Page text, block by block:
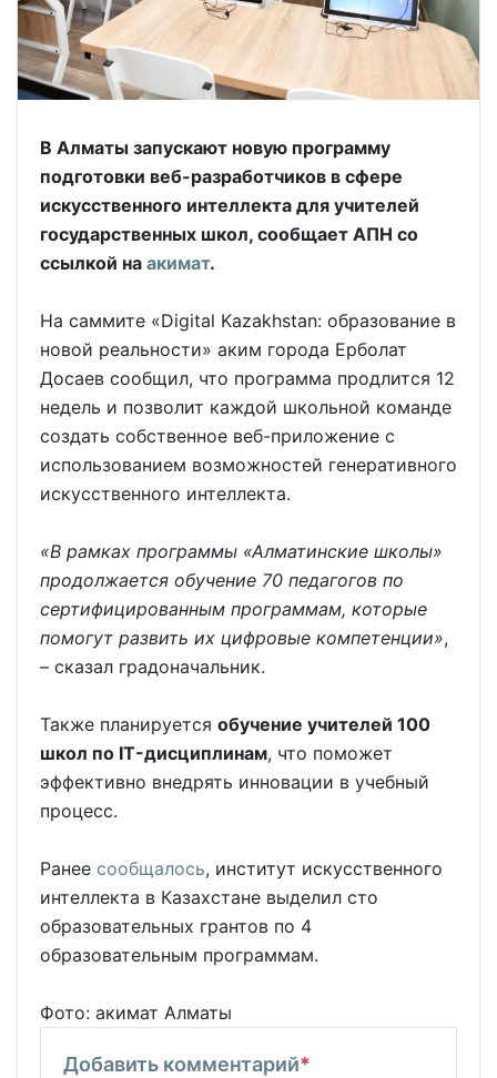
В Алматы запускают новую программу
подготовки веб-разработчиков в сфере
искусственного интеллекта для учителей
государственных школ, сообщает АПН со
ссылкой на акимат.
На саммите «Digital Kazakhstan: образование в
новой реальности» аким города Ерболат
Досаев сообщил, что программа продлится 12
недель и позволит каждой школьной команде
создать собственное веб-приложение с
использованием возможностей генеративного
искусственного интеллекта.
«В рамках программы «Алматинские школы»
продолжается обучение 70 педагогов по
сертифицированным программам, которые
помогут развить их цифровые компетенции»,
– сказал градоначальник.
Также планируется обучение учителей 100
школ по IT-дисциплинам, что поможет
эффективно внедрять инновации в учебный
процесс.
Ранее сообщалось, институт искусственного
интеллекта в Казахстане выделил сто
образовательных грантов по 4
образовательным программам.
Фото: акимат Алматы
Добавить комментарий*